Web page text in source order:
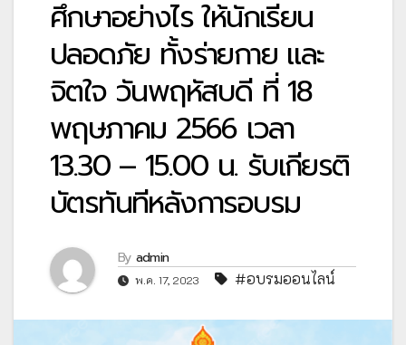
ศึกษาอย่างไร ให้นักเรียน
ปลอดภัย ทั้งร่ายกาย และ
จิตใจ วันพฤหัสบดี ที่ 18
พฤษภาคม 2566 เวลา
13.30 – 15.00 น. รับเกียรติ
บัตรทันทีหลังการอบรม
By admin
พ.ค. 17, 2023 #อบรมออนไลน์